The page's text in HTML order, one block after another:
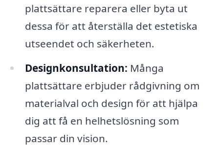
plattsättare reparera eller byta ut
dessa för att återställa det estetiska
utseendet och säkerheten.
Designkonsultation: Många
plattsättare erbjuder rådgivning om
materialval och design för att hjälpa
dig att få en helhetslösning som
passar din vision.